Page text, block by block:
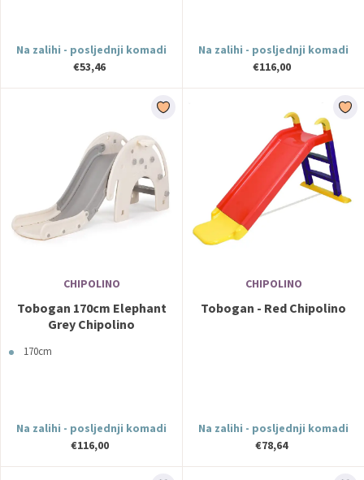
Na zalihi - posljednji komadi
€53,46
Na zalihi - posljednji komadi
€116,00
CHIPOLINO
Tobogan 170cm Elephant
Grey Chipolino
170cm
Na zalihi - posljednji komadi
€116,00
CHIPOLINO
Tobogan - Red Chipolino
Na zalihi - posljednji komadi
€78,64